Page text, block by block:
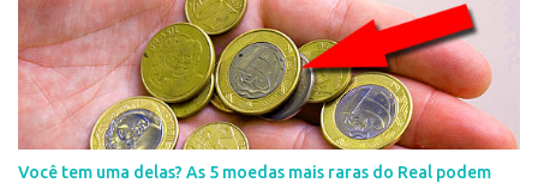
Você tem uma delas? As 5 moedas mais raras do Real podem